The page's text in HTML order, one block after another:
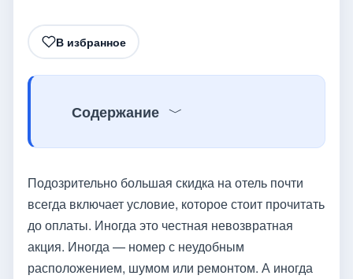
В избранное
Содержание
Подозрительно большая скидка на отель почти
всегда включает условие, которое стоит прочитать
до оплаты. Иногда это честная невозвратная
акция. Иногда — номер с неудобным
расположением, шумом или ремонтом. А иногда